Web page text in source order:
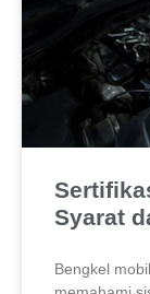
Syarat
Bengkel